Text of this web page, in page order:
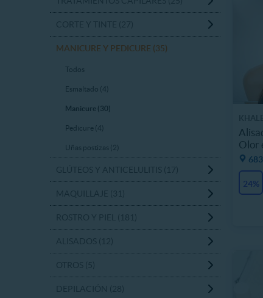
MANICURE Y PEDICURE (35)
Todos
Esmaltado (4)
Manicure (30)
Pedicure (4)
Uñas postizas (2)
Olor
24%